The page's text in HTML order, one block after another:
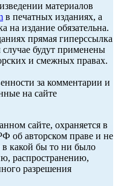
материалов
в печатных изданиях, а
на издание обязательна.
прямая гиперссылка
случае будут применены
и смежных правах.
за комментарии и
на сайте
сайте, охраняется в
об авторском праве и не
какой бы то ни было
распространению,
разрешения